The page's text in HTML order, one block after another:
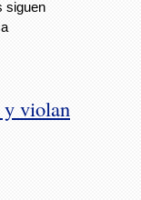
siguen
violan